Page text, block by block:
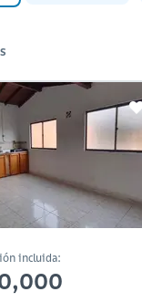
incluida: